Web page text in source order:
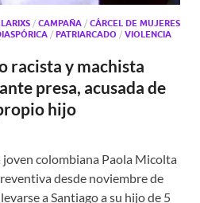
/ CAMPAÑA / CÁRCEL DE MUJERES
/ PATRIARCADO / VIOLENCIA
racista y machista
presa, acusada de
hijo
joven colombiana Paola Micolta
desde noviembre de
a Santiago a su hijo de 5